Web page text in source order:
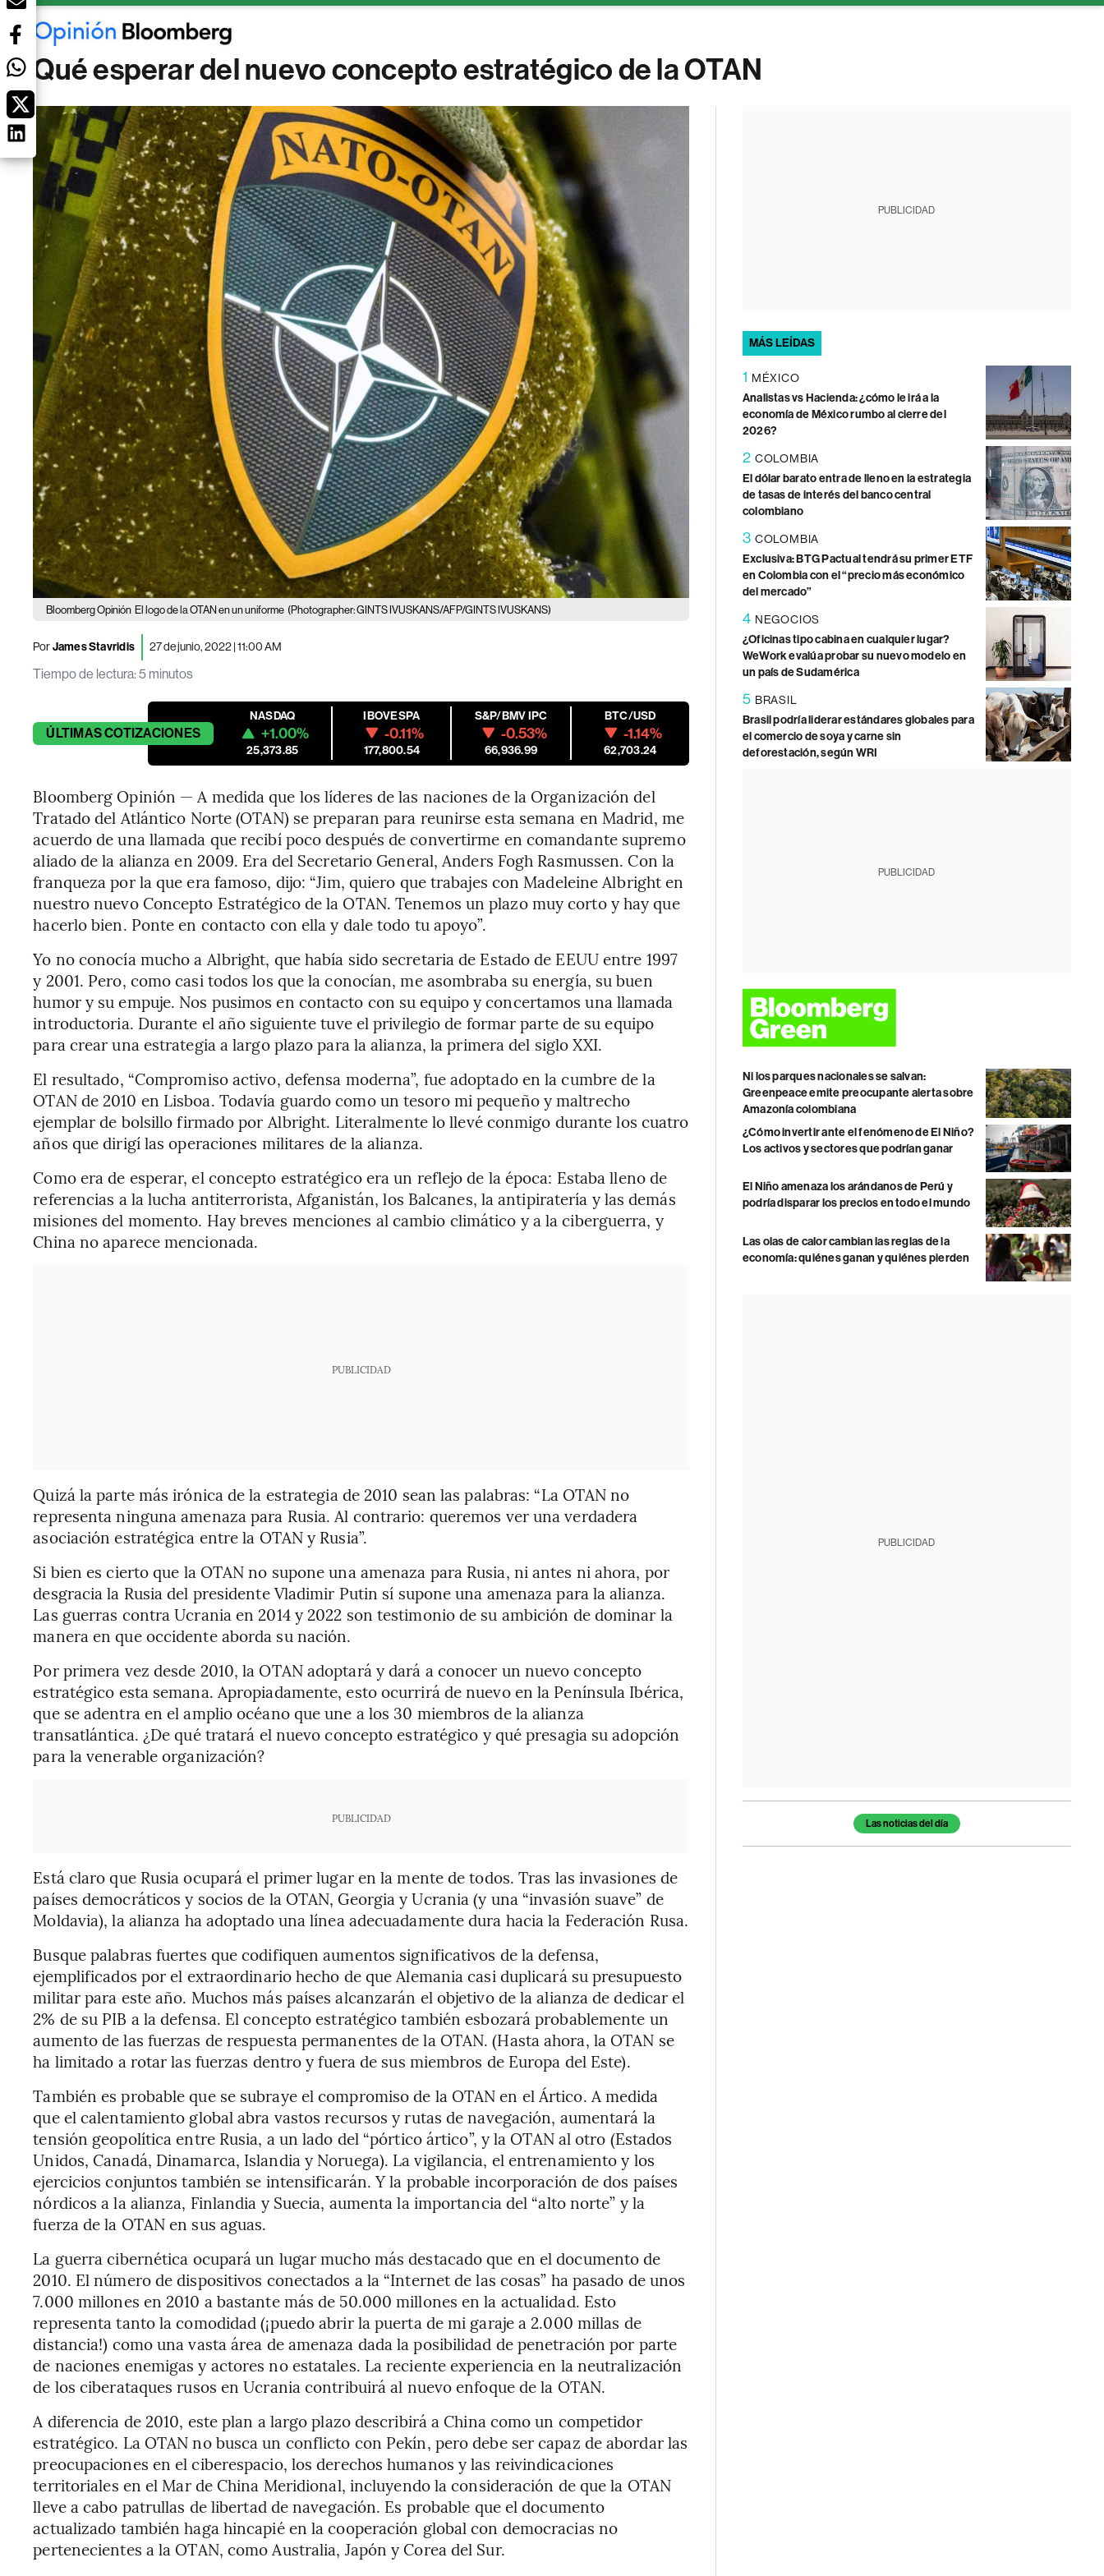
Qué esperar del nuevo concepto estratégico de la OTAN
Bloomberg Opinión El logo de la OTAN en un uniforme (Photographer: GINTS IVUSKANS/AFP/GINTS IVUSKANS)
PorJames Stavridis 27 de junio, 2022 | 11:00 AM
Tiempo de lectura:5 minutos
ÚLTIMASCOTIZACIONES
NASDAQ
+1.00%
25,373.85
IBOVESPA
-0.11%
177,800.54
S&P/BMV IPC
-0.53%
66,936.99
BTC/USD
-1.14%
62,703.24
Bloomberg Opinión — A medida que los líderes de las naciones de la Organización del
Tratado del Atlántico Norte (OTAN) se preparan para reunirse esta semana en Madrid, me
acuerdo de una llamada que recibí poco después de convertirme en comandante supremo
aliado de la alianza en 2009. Era del Secretario General, Anders Fogh Rasmussen. Con la
franqueza por la que era famoso, dijo: “Jim, quiero que trabajes con Madeleine Albright en
nuestro nuevo Concepto Estratégico de la OTAN. Tenemos un plazo muy corto y hay que
hacerlo bien. Ponte en contacto con ella y dale todo tu apoyo”.
Yo no conocía mucho a Albright, que había sido secretaria de Estado de EEUU entre 1997
y 2001. Pero, como casi todos los que la conocían, me asombraba su energía, su buen
humor y su empuje. Nos pusimos en contacto con su equipo y concertamos una llamada
introductoria. Durante el año siguiente tuve el privilegio de formar parte de su equipo
para crear una estrategia a largo plazo para la alianza, la primera del siglo XXI.
El resultado, “Compromiso activo, defensa moderna”, fue adoptado en la cumbre de la
OTAN de 2010 en Lisboa. Todavía guardo como un tesoro mi pequeño y maltrecho
ejemplar de bolsillo firmado por Albright. Literalmente lo llevé conmigo durante los cuatro
años que dirigí las operaciones militares de la alianza.
Como era de esperar, el concepto estratégico era un reflejo de la época: Estaba lleno de
referencias a la lucha antiterrorista, Afganistán, los Balcanes, la antipiratería y las demás
misiones del momento. Hay breves menciones al cambio climático y a la ciberguerra, y
China no aparece mencionada.
PUBLICIDAD
Quizá la parte más irónica de la estrategia de 2010 sean las palabras: “La OTAN no
representa ninguna amenaza para Rusia. Al contrario: queremos ver una verdadera
asociación estratégica entre la OTAN y Rusia”.
Si bien es cierto que la OTAN no supone una amenaza para Rusia, ni antes ni ahora, por
desgracia la Rusia del presidente Vladimir Putin sí supone una amenaza para la alianza.
Las guerras contra Ucrania en 2014 y 2022 son testimonio de su ambición de dominar la
manera en que occidente aborda su nación.
Por primera vez desde 2010, la OTAN adoptará y dará a conocer un nuevo concepto
estratégico esta semana. Apropiadamente, esto ocurrirá de nuevo en la Península Ibérica,
que se adentra en el amplio océano que une a los 30 miembros de la alianza
transatlántica. ¿De qué tratará el nuevo concepto estratégico y qué presagia su adopción
para la venerable organización?
PUBLICIDAD
Está claro que Rusia ocupará el primer lugar en la mente de todos. Tras las invasiones de
países democráticos y socios de la OTAN, Georgia y Ucrania (y una “invasión suave” de
Moldavia), la alianza ha adoptado una línea adecuadamente dura hacia la Federación Rusa.
Busque palabras fuertes que codifiquen aumentos significativos de la defensa,
ejemplificados por el extraordinario hecho de que Alemania casi duplicará su presupuesto
militar para este año. Muchos más países alcanzarán el objetivo de la alianza de dedicar el
2% de su PIB a la defensa. El concepto estratégico también esbozará probablemente un
aumento de las fuerzas de respuesta permanentes de la OTAN. (Hasta ahora, la OTAN se
ha limitado a rotar las fuerzas dentro y fuera de sus miembros de Europa del Este).
También es probable que se subraye el compromiso de la OTAN en el Ártico. A medida
que el calentamiento global abra vastos recursos y rutas de navegación, aumentará la
tensión geopolítica entre Rusia, a un lado del “pórtico ártico”, y la OTAN al otro (Estados
Unidos, Canadá, Dinamarca, Islandia y Noruega). La vigilancia, el entrenamiento y los
ejercicios conjuntos también se intensificarán. Y la probable incorporación de dos países
nórdicos a la alianza, Finlandia y Suecia, aumenta la importancia del “alto norte” y la
fuerza de la OTAN en sus aguas.
La guerra cibernética ocupará un lugar mucho más destacado que en el documento de
2010. El número de dispositivos conectados a la “Internet de las cosas” ha pasado de unos
7.000 millones en 2010 a bastante más de 50.000 millones en la actualidad. Esto
representa tanto la comodidad (¡puedo abrir la puerta de mi garaje a 2.000 millas de
distancia!) como una vasta área de amenaza dada la posibilidad de penetración por parte
de naciones enemigas y actores no estatales. La reciente experiencia en la neutralización
de los ciberataques rusos en Ucrania contribuirá al nuevo enfoque de la OTAN.
A diferencia de 2010, este plan a largo plazo describirá a China como un competidor
estratégico. La OTAN no busca un conflicto con Pekín, pero debe ser capaz de abordar las
preocupaciones en el ciberespacio, los derechos humanos y las reivindicaciones
territoriales en el Mar de China Meridional, incluyendo la consideración de que la OTAN
lleve a cabo patrullas de libertad de navegación. Es probable que el documento
actualizado también haga hincapié en la cooperación global con democracias no
pertenecientes a la OTAN, como Australia, Japón y Corea del Sur.
PUBLICIDAD
MÁS LEÍDAS
1 MÉXICO
Analistas vs Hacienda: ¿cómo le irá a la
economía de México rumbo al cierre del
2026?
2 COLOMBIA
El dólar barato entra de lleno en la estrategia
de tasas de interés del banco central
colombiano
3 COLOMBIA
Exclusiva: BTG Pactual tendrá su primer ETF
en Colombia con el “precio más económico
del mercado”
4 NEGOCIOS
¿Oficinas tipo cabina en cualquier lugar?
WeWork evalúa probar su nuevo modelo en
un país de Sudamérica
5 BRASIL
Brasil podría liderar estándares globales para
el comercio de soya y carne sin
deforestación, según WRI
PUBLICIDAD
Ni los parques nacionales se salvan:
Greenpeace emite preocupante alerta sobre
Amazonía colombiana
¿Cómo invertir ante el fenómeno de El Niño?
Los activos y sectores que podrían ganar
El Niño amenaza los arándanos de Perú y
podría disparar los precios en todo el mundo
Las olas de calor cambian las reglas de la
economía: quiénes ganan y quiénes pierden
PUBLICIDAD
Temas de este artículoLas noticias del día